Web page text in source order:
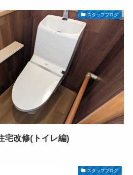
スタッフブログ
宅改修(トイレ編)
スタッフブログ